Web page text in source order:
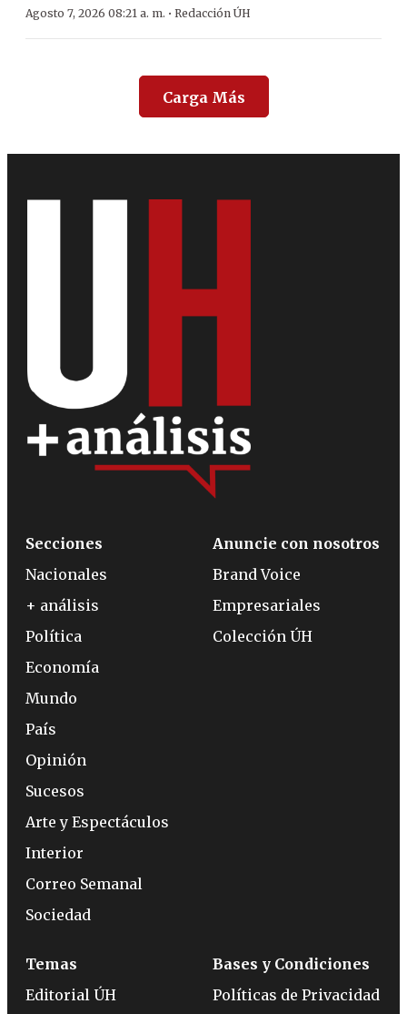
Agosto 7, 2026 08:21 a. m. · Redacción ÚH
Carga Más
Secciones
Nacionales
+ análisis
Política
Economía
Mundo
País
Opinión
Sucesos
Arte y Espectáculos
Interior
Correo Semanal
Sociedad
Anuncie con nosotros
Brand Voice
Empresariales
Colección ÚH
Temas
Editorial ÚH
Bases y Condiciones
Políticas de Privacidad